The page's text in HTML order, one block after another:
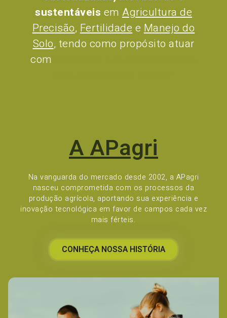
sustentáveis em Agricultura de
Precisão, Fertilidade e Manejo do
Solo, tendo como propósito atuar
com
A APagri
Na vanguarda do mercado desde 2002, a APagri
nasceu comprometida com os processos da
produção agrícola, aportando sua experiência e
inovação tecnológica em favor de campos cada vez
mais férteis.
CONHEÇA NOSSA HISTÓRIA